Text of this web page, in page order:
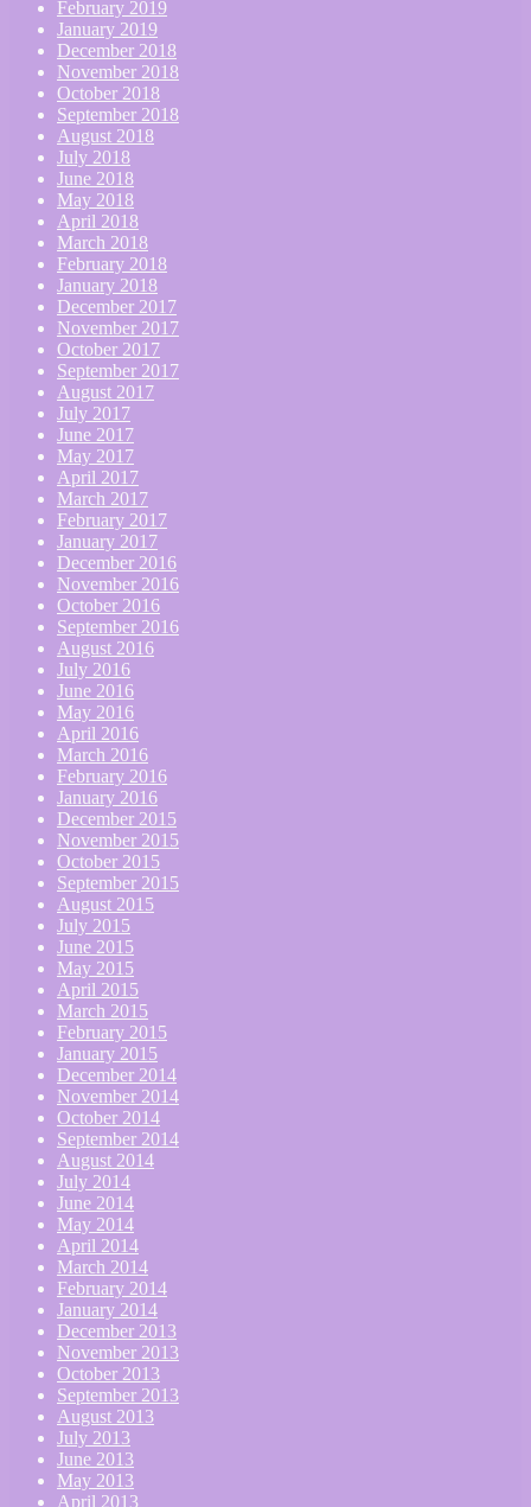
February 2019
January 2019
December 2018
November 2018
October 2018
September 2018
August 2018
July 2018
June 2018
May 2018
April 2018
March 2018
February 2018
January 2018
December 2017
November 2017
October 2017
September 2017
August 2017
July 2017
June 2017
May 2017
April 2017
March 2017
February 2017
January 2017
December 2016
November 2016
October 2016
September 2016
August 2016
July 2016
June 2016
May 2016
April 2016
March 2016
February 2016
January 2016
December 2015
November 2015
October 2015
September 2015
August 2015
July 2015
June 2015
May 2015
April 2015
March 2015
February 2015
January 2015
December 2014
November 2014
October 2014
September 2014
August 2014
July 2014
June 2014
May 2014
April 2014
March 2014
February 2014
January 2014
December 2013
November 2013
October 2013
September 2013
August 2013
July 2013
June 2013
May 2013
April 2013